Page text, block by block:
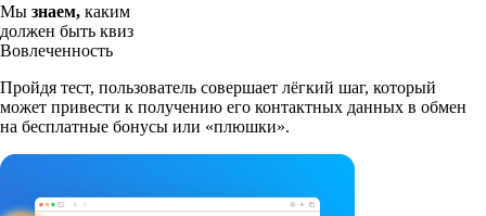
Мы знаем, каким
должен быть квиз
Вовлеченность
Пройдя тест, пользователь совершает лёгкий шаг, который
может привести к получению его контактных данных в обмен
на бесплатные бонусы или «плюшки».